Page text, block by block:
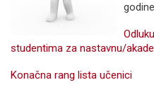
studentima za nastavnu/
Konačna rang lista učenici